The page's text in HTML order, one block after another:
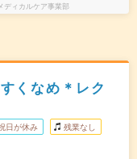
ィカルケア事業部
くなめ＊レク
日が休み 残業なし